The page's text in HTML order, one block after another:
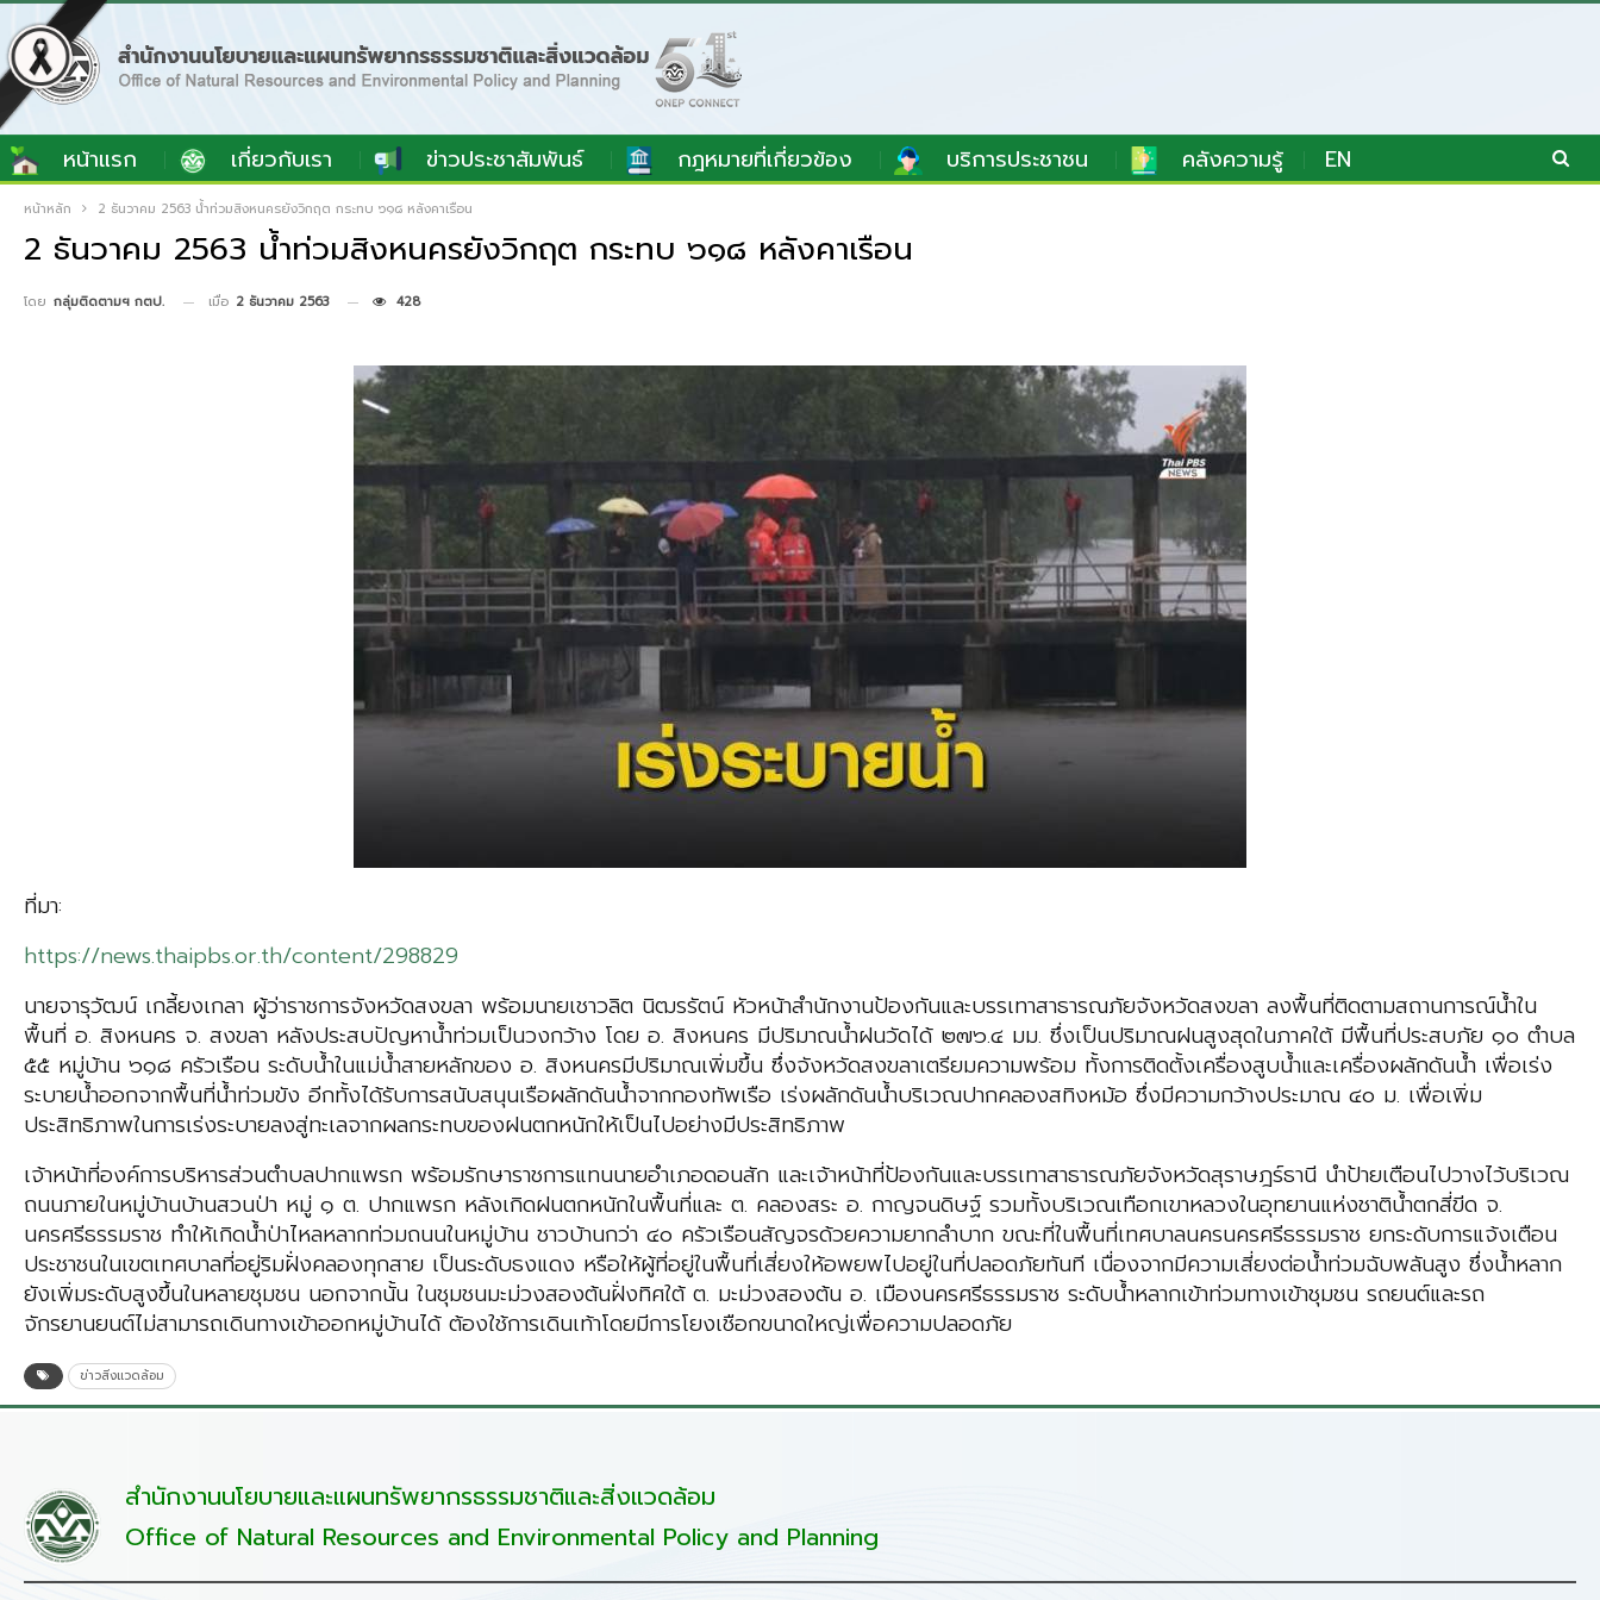
หน้าแรก เกี่ยวกับเรา ข่าวประชาสัมพันธ์ กฎหมายที่เกี่ยวข้อง บริการประชาชน คลังความรู้ EN
หน้าหลัก 2 ธันวาคม 2563 น้ำท่วมสิงหนครยังวิกฤต กระทบ ๖๑๘ หลังคาเรือน
2 ธันวาคม 2563 น้ำท่วมสิงหนครยังวิกฤต กระทบ ๖๑๘ หลังคาเรือน
โดย กลุ่มติดตามฯ กตป. เมื่อ 2 ธันวาคม 2563 428
ที่มา:
https://news.thaipbs.or.th/content/298829
นายจารุวัฒน์ เกลี้ยงเกลา ผู้ว่าราชการจังหวัดสงขลา พร้อมนายเชาวลิต นิฒรรัตน์ หัวหน้าสำนักงานป้องกันและบรรเทาสาธารณภัยจังหวัดสงขลา ลงพื้นที่ติดตามสถานการณ์น้ำใน
พื้นที่ อ. สิงหนคร จ. สงขลา หลังประสบปัญหาน้ำท่วมเป็นวงกว้าง โดย อ. สิงหนคร มีปริมาณน้ำฝนวัดได้ ๒๗๖.๔ มม. ซึ่งเป็นปริมาณฝนสูงสุดในภาคใต้ มีพื้นที่ประสบภัย ๑๐ ตำบล
๕๕ หมู่บ้าน ๖๑๘ ครัวเรือน ระดับน้ำในแม่น้ำสายหลักของ อ. สิงหนครมีปริมาณเพิ่มขึ้น ซึ่งจังหวัดสงขลาเตรียมความพร้อม ทั้งการติดตั้งเครื่องสูบน้ำและเครื่องผลักดันน้ำ เพื่อเร่ง
ระบายน้ำออกจากพื้นที่น้ำท่วมขัง อีกทั้งได้รับการสนับสนุนเรือผลักดันน้ำจากกองทัพเรือ เร่งผลักดันน้ำบริเวณปากคลองสทิงหม้อ ซึ่งมีความกว้างประมาณ ๔๐ ม. เพื่อเพิ่ม
ประสิทธิภาพในการเร่งระบายลงสู่ทะเลจากผลกระทบของฝนตกหนักให้เป็นไปอย่างมีประสิทธิภาพ
เจ้าหน้าที่องค์การบริหารส่วนตำบลปากแพรก พร้อมรักษาราชการแทนนายอำเภอดอนสัก และเจ้าหน้าที่ป้องกันและบรรเทาสาธารณภัยจังหวัดสุราษฎร์ธานี นำป้ายเตือนไปวางไว้บริเวณ
ถนนภายในหมู่บ้านบ้านสวนป่า หมู่ ๑ ต. ปากแพรก หลังเกิดฝนตกหนักในพื้นที่และ ต. คลองสระ อ. กาญจนดิษฐ์ รวมทั้งบริเวณเทือกเขาหลวงในอุทยานแห่งชาติน้ำตกสี่ขีด จ.
นครศรีธรรมราช ทำให้เกิดน้ำป่าไหลหลากท่วมถนนในหมู่บ้าน ชาวบ้านกว่า ๔๐ ครัวเรือนสัญจรด้วยความยากลำบาก ขณะที่ในพื้นที่เทศบาลนครนครศรีธรรมราช ยกระดับการแจ้งเตือน
ประชาชนในเขตเทศบาลที่อยู่ริมฝั่งคลองทุกสาย เป็นระดับธงแดง หรือให้ผู้ที่อยู่ในพื้นที่เสี่ยงให้อพยพไปอยู่ในที่ปลอดภัยทันที เนื่องจากมีความเสี่ยงต่อน้ำท่วมฉับพลันสูง ซึ่งน้ำหลาก
ยังเพิ่มระดับสูงขึ้นในหลายชุมชน นอกจากนั้น ในชุมชนมะม่วงสองต้นฝั่งทิศใต้ ต. มะม่วงสองต้น อ. เมืองนครศรีธรรมราช ระดับน้ำหลากเข้าท่วมทางเข้าชุมชน รถยนต์และรถ
จักรยานยนต์ไม่สามารถเดินทางเข้าออกหมู่บ้านได้ ต้องใช้การเดินเท้าโดยมีการโยงเชือกขนาดใหญ่เพื่อความปลอดภัย
ข่าวสิ่งแวดล้อม
สำนักงานนโยบายและแผนทรัพยากรธรรมชาติและสิ่งแวดล้อม
Office of Natural Resources and Environmental Policy and Planning